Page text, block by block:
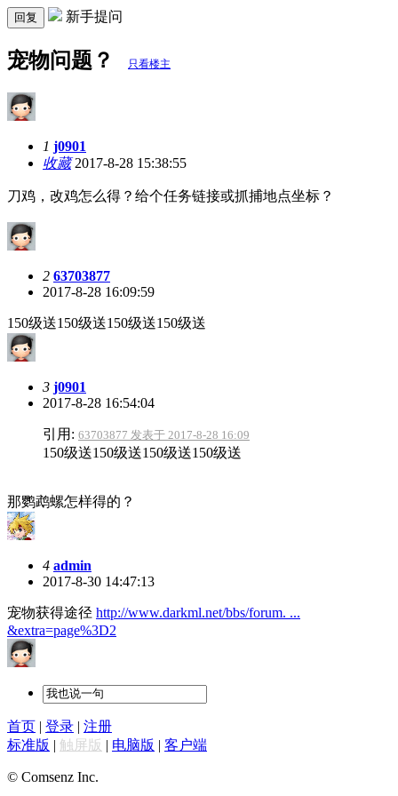
回复 新手提问
宠物问题？ 只看楼主
1 j0901
收藏2017-8-28 15:38:55
刀鸡，改鸡怎么得？给个任务链接或抓捕地点坐标？
2 63703877
2017-8-28 16:09:59
150级送150级送150级送150级送
3 j0901
2017-8-28 16:54:04
引用: 63703877 发表于 2017-8-28 16:09
150级送150级送150级送150级送
那鹦鹉螺怎样得的？
4 admin
2017-8-30 14:47:13
宠物获得途径 http://www.darkml.net/bbs/forum. ...
&extra=page%3D2
首页 | 登录 | 注册
标准版 | 触屏版 | 电脑版 | 客户端
© Comsenz Inc.